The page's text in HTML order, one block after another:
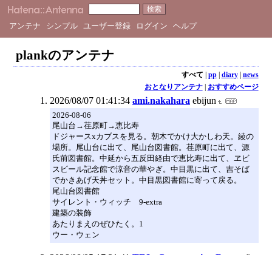
アンテナ シンプル ユーザー登録 ログイン ヘルプ
plankのアンテナ
すべて | pp| diary| news
おとなりアンテナ| おすすめページ
2026/08/07 01:41:34 ami.nakahara ebijun
2026-08-06
尾山台→荏原町→恵比寿
ドジャースxカブスを見る。朝木でかけ大かしわ天。綾の
場所。尾山台に出て、尾山台図書館。荏原町に出て、源
氏前図書館。中延から五反田経由で恵比寿に出て、ヱビ
スビール記念館で涼音の華やぎ。中目黒に出て、吉そば
でかきあげ天丼セット。中目黒図書館に寄って戻る。
尾山台図書館
サイレント・ウィッチ 9-extra
建築の装飾
あたりまえのぜひたく。1
ウー・ウェン